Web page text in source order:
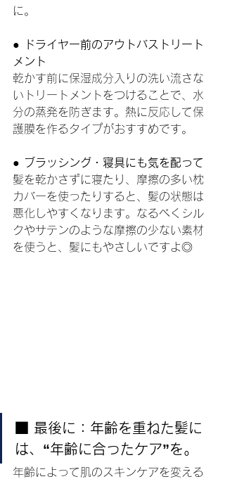
に。
● ドライヤー前のアウトバストリート
メント
乾かす前に保湿成分入りの洗い流さな
いトリートメントをつけることで、水
分の蒸発を防ぎます。熱に反応して保
護膜を作るタイプがおすすめです。
● ブラッシング・寝具にも気を配って
髪を乾かさずに寝たり、摩擦の多い枕
カバーを使ったりすると、髪の状態は
悪化しやすくなります。なるべくシル
クやサテンのような摩擦の少ない素材
を使うと、髪にもやさしいですよ◎
■ 最後に：年齢を重ねた髪に
は、“年齢に合ったケア”を。
年齢によって肌のスキンケアを変える